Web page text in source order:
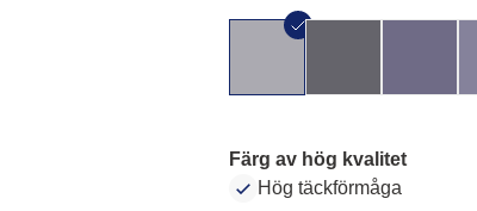
Färg av hög kvalitet
Hög täckförmåga